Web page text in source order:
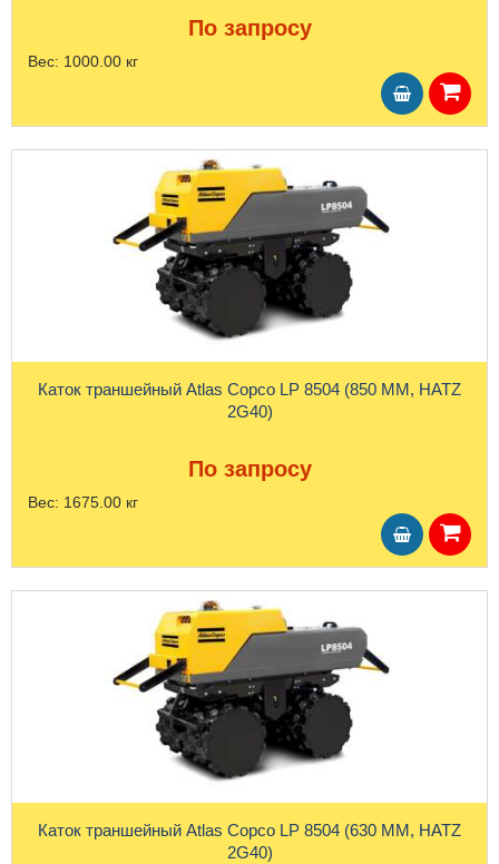
По запросу
Вес: 1000.00 кг
Каток траншейный Atlas Copco LP 8504 (850 ММ, HATZ
2G40)
По запросу
Вес: 1675.00 кг
Каток траншейный Atlas Copco LP 8504 (630 ММ, HATZ
2G40)